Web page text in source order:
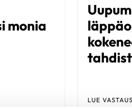
monia
LUE VASTAUS